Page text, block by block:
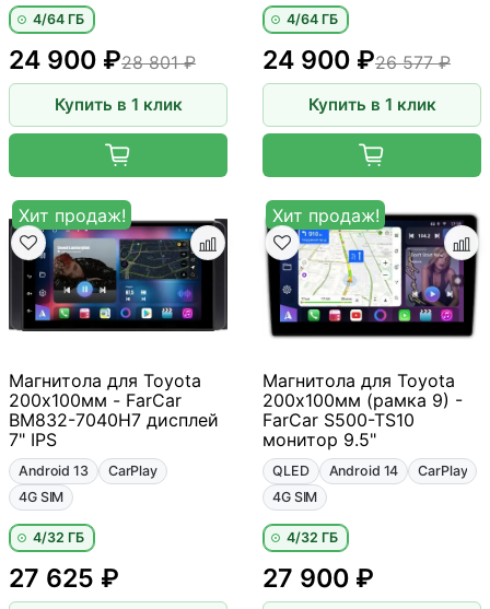
4/64 ГБ
28 801 ₽
24 900 ₽
Купить в 1 клик
4/64 ГБ
26 577 ₽
24 900 ₽
Купить в 1 клик
Хит продаж!
Магнитола для Toyota
200х100мм - FarCar
BM832-7040H7 дисплей
7" IPS
Android 13
CarPlay
4G SIM
4/32 ГБ
27 625 ₽
Хит продаж!
Магнитола для Toyota
200х100мм (рамка 9) -
FarCar S500-TS10
монитор 9.5"
QLED Android 14
CarPlay
4G SIM
4/32 ГБ
27 900 ₽